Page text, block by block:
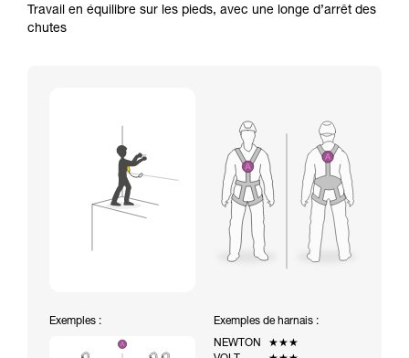
Travail en équilibre sur les pieds, avec une longe d’arrêt des
chutes
Exemples :
Exemples de harnais :
NEWTON
★★★